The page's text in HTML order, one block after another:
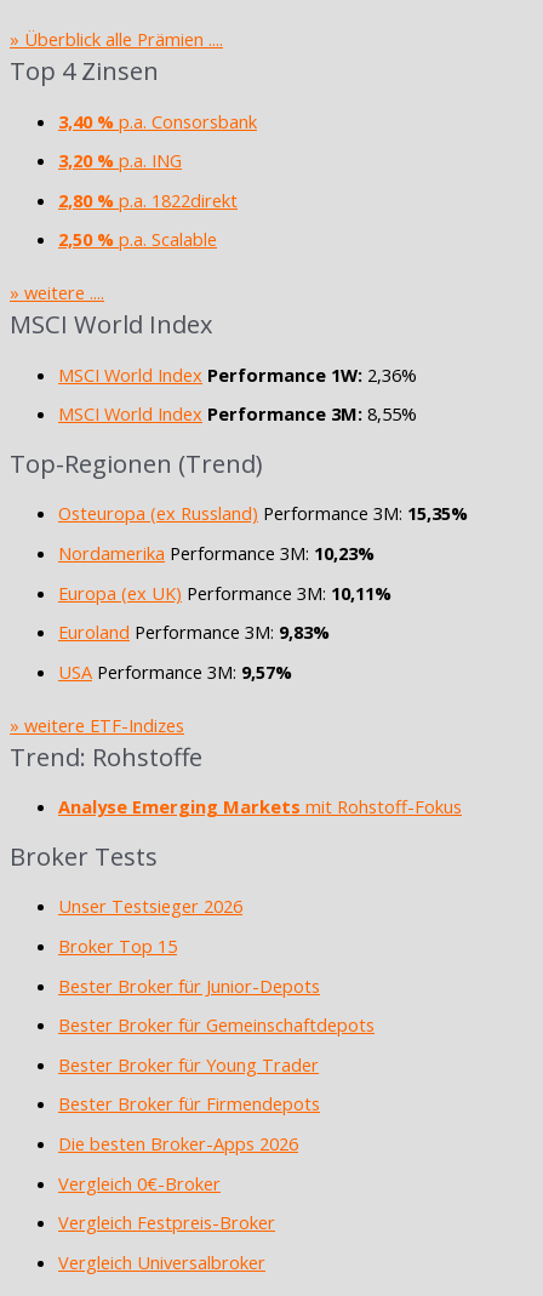
» Überblick alle Prämien ....
Top 4 Zinsen
3,40 % p.a. Consorsbank
3,20 % p.a. ING
2,80 % p.a. 1822direkt
2,50 % p.a. Scalable
» weitere ....
MSCI World Index
MSCI World Index Performance 1W: 2,36%
MSCI World Index Performance 3M: 8,55%
Top-Regionen (Trend)
Osteuropa (ex Russland) Performance 3M: 15,35%
Nordamerika Performance 3M: 10,23%
Europa (ex UK) Performance 3M: 10,11%
Euroland Performance 3M: 9,83%
USA Performance 3M: 9,57%
» weitere ETF-Indizes
Trend: Rohstoffe
Analyse Emerging Markets mit Rohstoff-Fokus
Broker Tests
Unser Testsieger 2026
Broker Top 15
Bester Broker für Junior-Depots
Bester Broker für Gemeinschaftdepots
Bester Broker für Young Trader
Bester Broker für Firmendepots
Die besten Broker-Apps 2026
Vergleich 0€-Broker
Vergleich Festpreis-Broker
Vergleich Universalbroker